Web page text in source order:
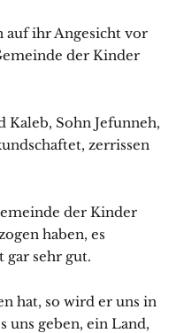
auf ihr Angesicht vor
der Kinder
Kaleb, Sohn Jefunneh,
zerrissen
der Kinder
haben, es
gar sehr gut.
hat, so wird er uns in
uns geben, ein Land,